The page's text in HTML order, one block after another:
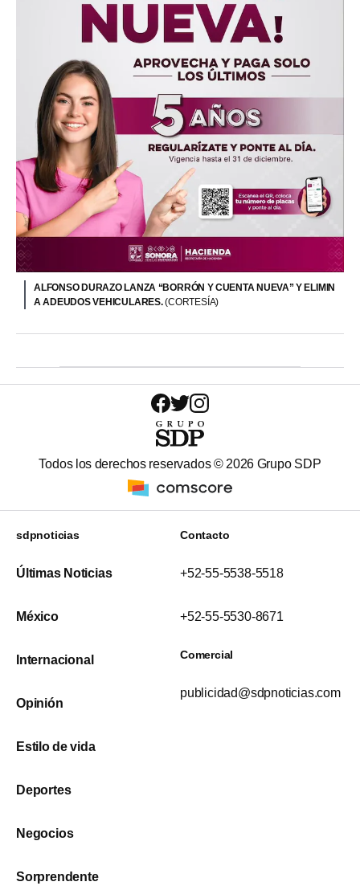
ALFONSO DURAZO LANZA “BORRÓN Y CUENTA NUEVA” Y ELIMIN
A ADEUDOS VEHICULARES.(CORTESÍA)
Todos los derechos reservados © 2026 Grupo SDP
sdpnoticias
Últimas Noticias
México
Internacional
Opinión
Estilo de vida
Deportes
Negocios
Sorprendente
Contacto
+52-55-5538-5518
+52-55-5530-8671
Comercial
publicidad@sdpnoticias.com